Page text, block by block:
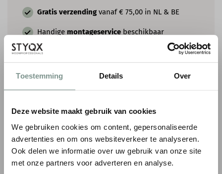
Toestemming Details Over
Deze website maakt gebruik van cookies
We gebruiken cookies om content, gepersonaliseerde
advertenties en om ons websiteverkeer te analyseren.
Ook delen we informatie over uw gebruik van onze site
met onze partners voor adverteren en analyse.
Gratis verzending vanaf € 75,00 in NL & BE
Handige montageservice beschikbaar
Persoonlijk
AANBEVOLEN LAK EN MUURVERF